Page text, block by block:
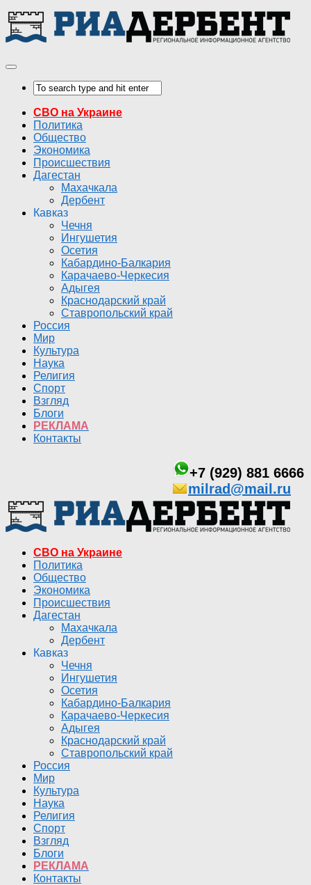
СВО на Украине
Политика
Общество
Экономика
Происшествия
Дагестан
Махачкала
Дербент
Кавказ
Чечня
Ингушетия
Осетия
Кабардино-Балкария
Карачаево-Черкесия
Адыгея
Краснодарский край
Ставропольский край
Россия
Мир
Культура
Наука
Религия
Спорт
Взгляд
Блоги
РЕКЛАМА
Контакты
+7 (929) 881 6666
milrad@mail.ru
СВО на Украине
Политика
Общество
Экономика
Происшествия
Дагестан
Махачкала
Дербент
Кавказ
Чечня
Ингушетия
Осетия
Кабардино-Балкария
Карачаево-Черкесия
Адыгея
Краснодарский край
Ставропольский край
Россия
Мир
Культура
Наука
Религия
Спорт
Взгляд
Блоги
РЕКЛАМА
Контакты